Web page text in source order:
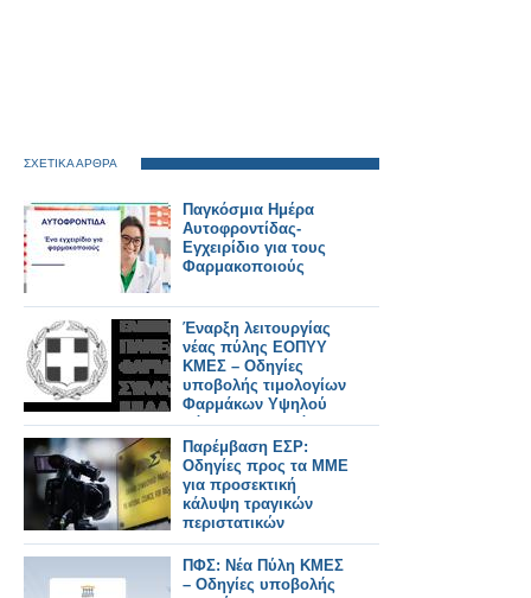
ΣΧΕΤΙΚΑ ΑΡΘΡΑ
Παγκόσμια Ημέρα
Αυτοφροντίδας-
Εγχειρίδιο για τους
Φαρμακοποιούς
Έναρξη λειτουργίας
νέας πύλης ΕΟΠΥΥ
ΚΜΕΣ – Οδηγίες
υποβολής τιμολογίων
Φαρμάκων Υψηλού
Κόστους Πλατφόρμας
ΕΟΠΥΥ
Παρέμβαση ΕΣΡ:
Οδηγίες προς τα ΜΜΕ
για προσεκτική
κάλυψη τραγικών
περιστατικών
ΠΦΣ: Νέα Πύλη ΚΜΕΣ
– Οδηγίες υποβολής